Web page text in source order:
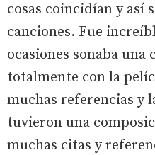
cosas coincidían y así
canciones. Fue
ocasiones sonaba
totalmente con la
muchas referencias y
tuvieron una
muchas citas y